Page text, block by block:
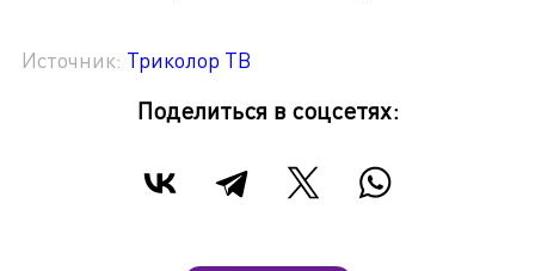
Источник: Триколор ТВ
Поделиться в соцсетях: